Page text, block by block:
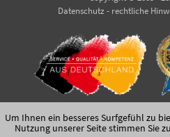
Datenschutz - rechtliche
Um Ihnen ein besseres Surfgefühl zu
Nutzung unserer Seite stimmen Sie